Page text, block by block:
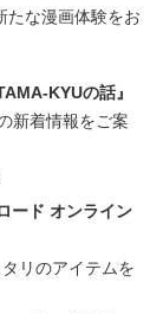
たな漫画体験をお
KYUの話』
新着情報をご案
ード オンライン
リのアイテムを